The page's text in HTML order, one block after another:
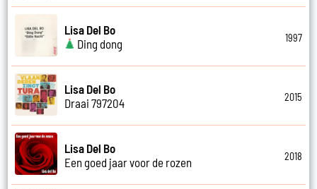
Lisa Del Bo
Ding dong
1997
Lisa Del Bo
Draai 797204
2015
Lisa Del Bo
Een goed jaar voor de rozen
2018